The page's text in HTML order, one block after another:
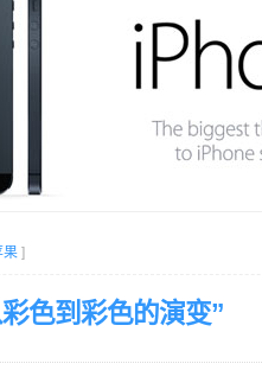
果 ]
色到彩色的演变”